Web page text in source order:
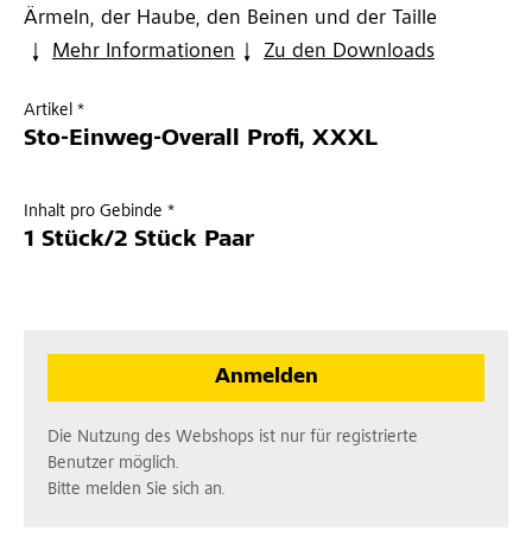
Ärmeln, der Haube, den Beinen und der Taille
Mehr Informationen
Zu den Downloads
Artikel *
Sto-Einweg-Overall Profi, XXXL
Inhalt pro Gebinde *
1 Stück/2 Stück Paar
Anmelden
Die Nutzung des Webshops ist nur für registrierte
Benutzer möglich.
Bitte melden Sie sich an.